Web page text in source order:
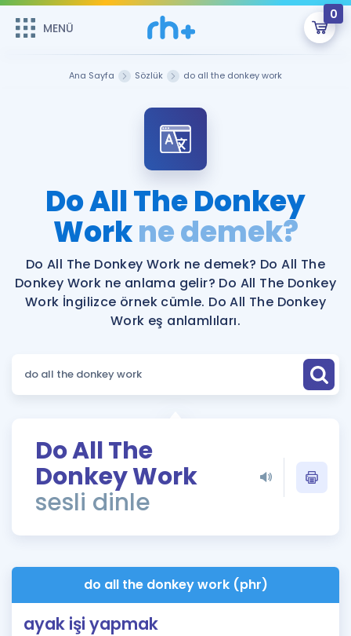
MENÜ
0
Şifremi Hatırlamıyorum
Sepetin Şu An Boş.
Remzi Hoca ile seni sınava hazırlayacak onlarca eğitim seni
bekliyor!
MENÜ
Katılımcı Görüşleri
Faydalı Araçlar
Ücretsiz Kaynaklar
Kampanyalar
Blog
Blog
İngilizce Gramer
Kariyer
Ana Sayfa Sözlük do all the donkey work
Do All The Donkey
Workne demek?
Do All The Donkey Work ne demek? Do All The
Donkey Work ne anlama gelir? Do All The Donkey
Work İngilizce örnek cümle. Do All The Donkey
Work eş anlamlıları.
Do All The
Donkey Work
sesli dinle
do all the donkey work (phr)
ayak işi yapmak